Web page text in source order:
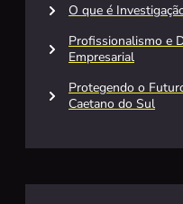
O que é
Profissionalismo e
Empresarial
Protegendo o
Caetano do Sul